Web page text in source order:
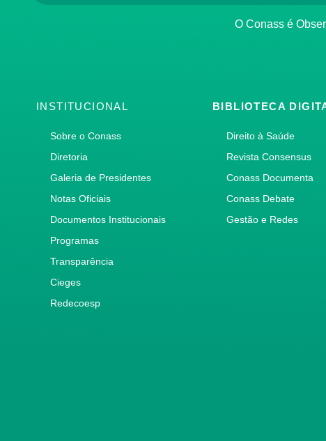
O Conass é
INSTITUCIONAL
Sobre o Conass
Diretoria
Galeria de Presidentes
Notas Oficiais
Documentos Institucionais
Programas
Transparência
Cieges
Redecoesp
BIBLIOTECA
Direito à Saúde
Revista Consensus
Conass Documenta
Conass Debate
Gestão e Redes